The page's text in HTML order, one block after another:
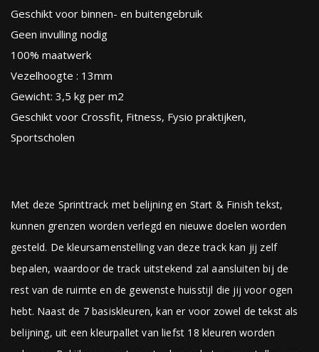
Geschikt voor binnen- en buitengebruik
Geen invulling nodig
100% maatwerk
Vezelhoogte : 13mm
Gewicht: 3,5 kg per m2
Geschikt voor Crossfit, Fitness, Fysio praktijken,
Sportscholen
Met deze Sprinttrack met belijning en Start & Finish tekst,
kunnen grenzen worden verlegd en nieuwe doelen worden
gesteld. De kleursamenstelling van deze track kan jij zelf
bepalen, waardoor de track uitstekend zal aansluiten bij de
rest van de ruimte en de gewenste huisstijl die jij voor ogen
hebt. Naast de 7 basiskleuren, kan er voor zowel de tekst als
belijning, uit een kleurpallet van liefst 18 kleuren worden